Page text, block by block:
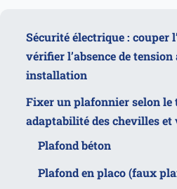
Sécurité électrique : couper
vérifier l’absence de
installation
Fixer un plafonnier selon le
adaptabilité des chevilles
Plafond béton
Plafond en placo (faux